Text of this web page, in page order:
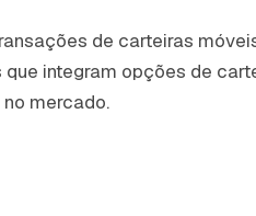
de carteiras
que integram opções de
mercado.